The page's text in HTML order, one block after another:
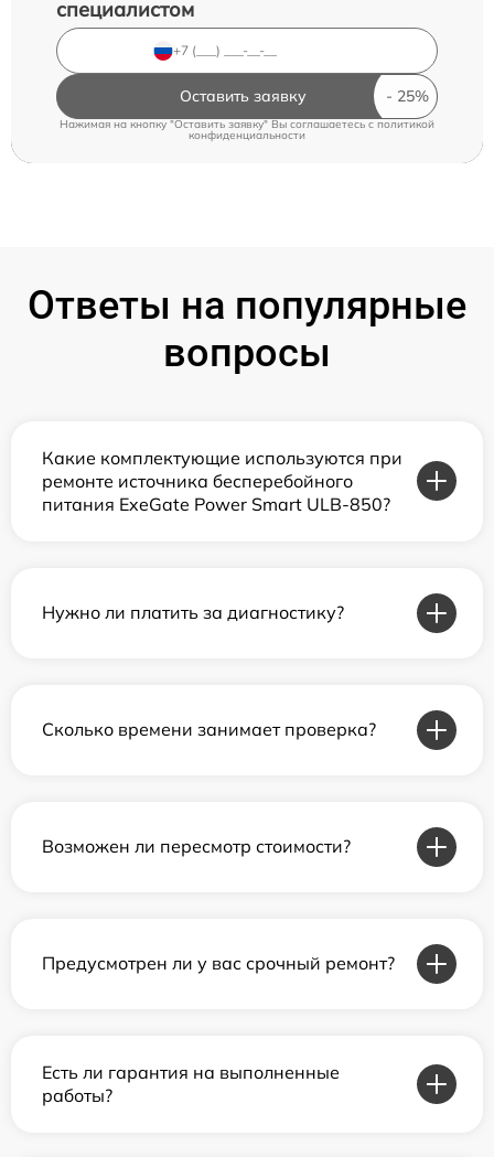
специалистом
Оставить заявку
Нажимая на кнопку "Оставить заявку" Вы соглашаетесь cполитикой
конфиденциальности
Ответы на популярные
вопросы
Какие комплектующие используются при
ремонте источника бесперебойного
питания ExeGate Power Smart ULB-850?
Нужно ли платить за диагностику?
Сколько времени занимает проверка?
Возможен ли пересмотр стоимости?
Предусмотрен ли у вас срочный ремонт?
Есть ли гарантия на выполненные
работы?